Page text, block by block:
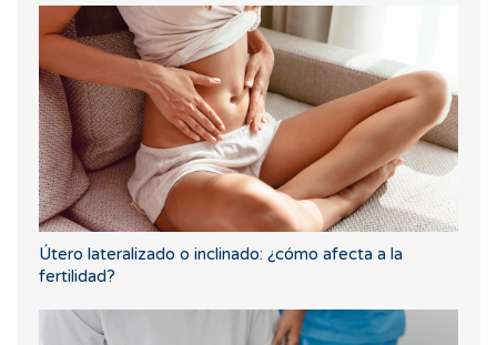
Útero lateralizado o inclinado: ¿cómo afecta a la
fertilidad?